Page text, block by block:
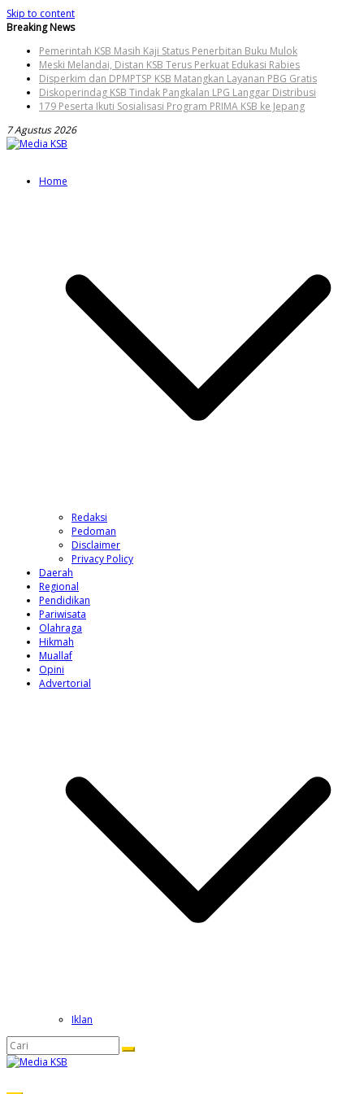
Skip to content
Breaking News
Pemerintah KSB Masih Kaji Status Penerbitan Buku Mulok
Meski Melandai, Distan KSB Terus Perkuat Edukasi Rabies
Disperkim dan DPMPTSP KSB Matangkan Layanan PBG Gratis
Diskoperindag KSB Tindak Pangkalan LPG Langgar Distribusi
179 Peserta Ikuti Sosialisasi Program PRIMA KSB ke Jepang
7 Agustus 2026
Home
Redaksi
Pedoman
Disclaimer
Privacy Policy
Daerah
Regional
Pendidikan
Pariwisata
Olahraga
Hikmah
Muallaf
Opini
Advertorial
Iklan